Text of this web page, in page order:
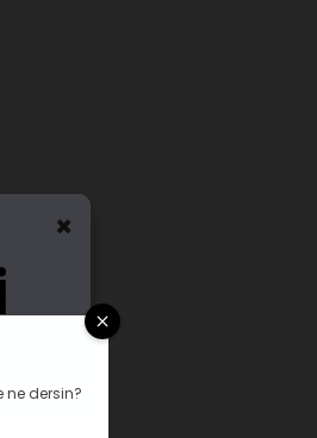
×
ne dersin?